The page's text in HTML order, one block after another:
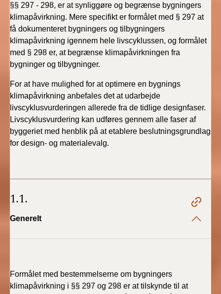
§§ 297 - 298, er at synliggøre og begrænse bygningers
klimapåvirkning. Mere specifikt er formålet med § 297 at
få dokumenteret bygningers og tilbygningers
klimapåvirkning igennem hele livscyklussen, og formålet
med § 298 er, at begrænse klimapåvirkningen fra
bygninger og tilbygninger.
For at have mulighed for at optimere en bygnings
klimapåvirkning anbefales det at udarbejde
livscyklusvurderingen allerede fra de tidlige designfaser.
Livscyklusvurdering kan udføres gennem alle faser af
byggeriet med henblik på at etablere beslutningsgrundlag
for design- og materialevalg.
1.1.
Generelt
Formålet med bestemmelserne om bygningers
klimapåvirkning i §§ 297 og 298 er at tilskynde til at